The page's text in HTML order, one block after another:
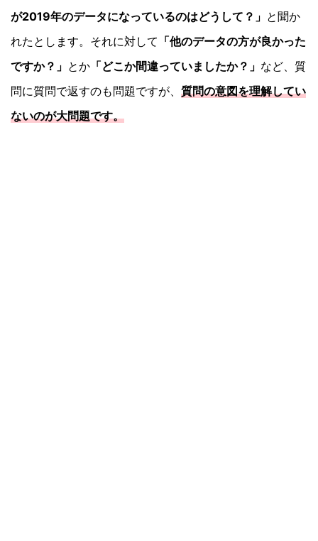
が2019年のデータになっているのはどうして？」 と聞か
れたとします。それに対して 「他のデータの方が良かった
ですか？」 とか 「どこか間違っていましたか？」 など、質
問に質問で返すのも問題ですが、 質問の意図を理解してい
ないのが大問題です。